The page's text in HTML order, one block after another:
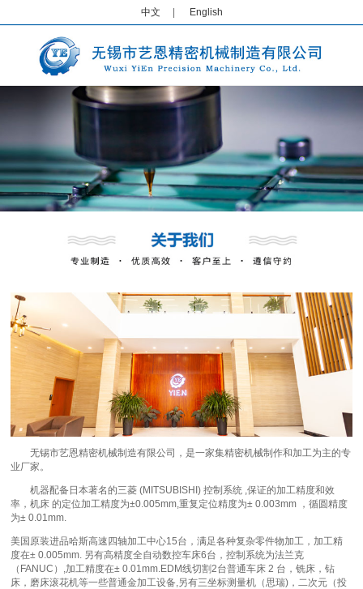
中文 English
1 2
无锡市艺恩精密机械制造有限公司，是一家集精密机械制作和加工为主的专
业厂家。
机器配备日本著名的三菱 (MITSUBISHI) 控制系统 ,保证的加工精度和效
率，机床 的定位加工精度为±0.005mm,重复定位精度为± 0.003mm ，循圆精度
为± 0.01mm.
美国原装进品哈斯高速四轴加工中心15台，满足各种复杂零件物加工，加工精
度在± 0.005mm. 另有高精度全自动数控车床6台，控制系统为法兰克
（FANUC）,加工精度在± 0.01mm.EDM线切割2台普通车床 2 台，铣床，钻
床，磨床滚花机等一些普通金加工设备,另有三坐标测量机（思瑞)，二次元（投